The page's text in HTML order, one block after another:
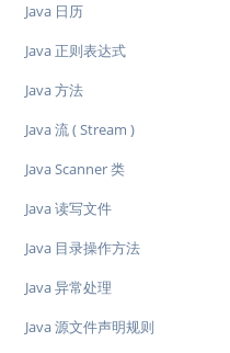
Java 日历
Java 正则表达式
Java 方法
Java 流 ( Stream )
Java Scanner 类
Java 读写文件
Java 目录操作方法
Java 异常处理
Java 源文件声明规则